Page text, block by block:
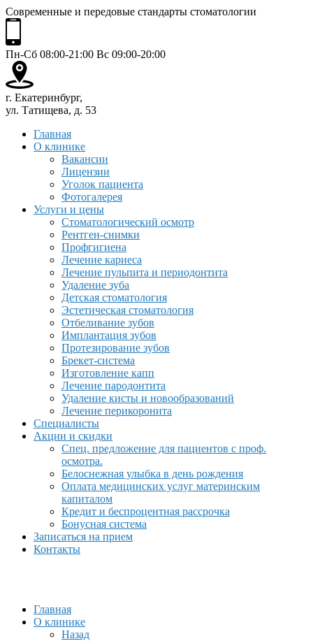
Современные и передовые стандарты стоматологии
Пн-Сб 08:00-21:00 Вс 09:00-20:00
г. Екатеринбург,
ул. Татищева, д. 53
Главная
О клинике
Вакансии
Лицензии
Уголок пациента
Фотогалерея
Услуги и цены
Стоматологический осмотр
Рентген-снимки
Профгигиена
Лечение кариеса
Лечение пульпита и периодонтита
Удаление зуба
Детская стоматология
Эстетическая стоматология
Отбеливание зубов
Имплантация зубов
Протезирование зубов
Брекет-система
Изготовление капп
Лечение пародонтита
Удаление кисты и новообразований
Лечение перикоронита
Специалисты
Акции и скидки
Спец. предложение для пациентов с проф.
осмотра.
Белоснежная улыбка в день рождения
Оплата медицинских услуг материнским
капиталом
Кредит и беспроцентная рассрочка
Бонусная система
Записаться на прием
Контакты
Главная
О клинике
Назад